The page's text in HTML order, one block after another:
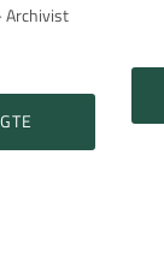
Archivist